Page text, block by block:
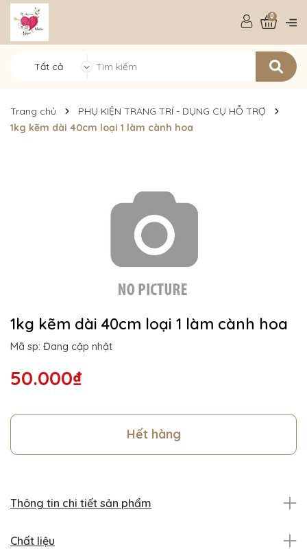
Tất cả
0
Trang chủ
PHỤ KIỆN TRANG TRÍ - DỤNG CỤ HỖ TRỢ
1kg kẽm dài 40cm loại 1 làm cành hoa
1kg kẽm dài 40cm loại 1 làm cành hoa
Mã sp: Đang cập nhật
50.000₫
Hết hàng
Thông tin chi tiết sản phẩm
Chất liệu